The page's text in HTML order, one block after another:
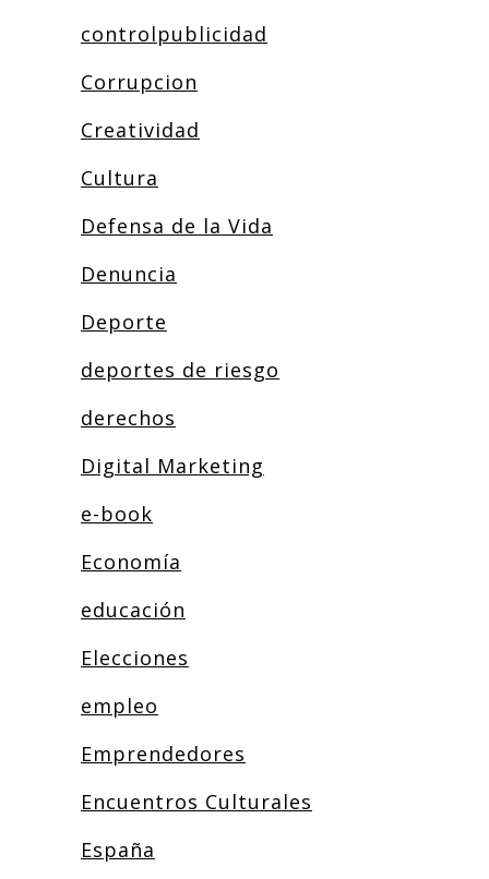
controlpublicidad
Corrupcion
Creatividad
Cultura
Defensa de la Vida
Denuncia
Deporte
deportes de riesgo
derechos
Digital Marketing
e-book
Economía
educación
Elecciones
empleo
Emprendedores
Encuentros Culturales
España